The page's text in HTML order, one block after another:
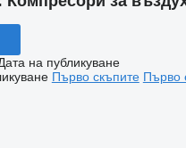
на публикуване
Първо скъпите Първо